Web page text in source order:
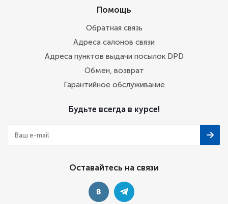
Помощь
Обратная связь
Адреса салонов связи
Адреса пунктов выдачи посылок DPD
Обмен, возврат
Гарантийное обслуживание
Будьте всегда в курсе!
Оставайтесь на связи